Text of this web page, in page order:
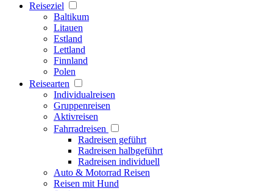
Reiseziel
Baltikum
Litauen
Estland
Lettland
Finnland
Polen
Reisearten
Individualreisen
Gruppenreisen
Aktivreisen
Fahrradreisen
Radreisen geführt
Radreisen halbgeführt
Radreisen individuell
Auto & Motorrad Reisen
Reisen mit Hund